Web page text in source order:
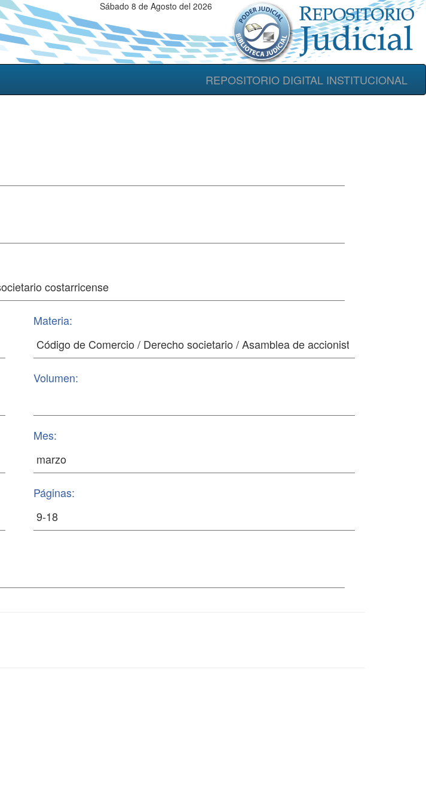
Sábado 8 de Agosto del 2026
REPOSITORIO DIGITAL INSTITUCIONAL
Materia:
Volumen:
Mes:
Páginas: